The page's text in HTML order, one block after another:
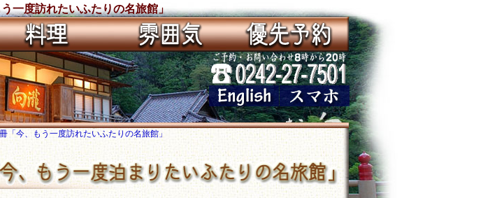
一度訪れたいふたりの名旅館」
「今、もう一度訪れたいふたりの名旅館」